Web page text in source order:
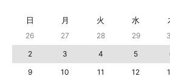
日 月 火 水
26 27 28 29
2
3 4 5
9
10 11 12